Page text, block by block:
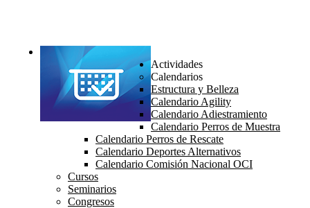
Actividades
Calendarios
Estructura y Belleza
Calendario Agility
Calendario Adiestramiento
Calendario Perros de Muestra
Calendario Perros de Rescate
Calendario Deportes Alternativos
Calendario Comisión Nacional OCI
Cursos
Seminarios
Congresos